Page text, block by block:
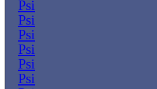
Psi
Psi
Psi
Psi
Psi
Psi